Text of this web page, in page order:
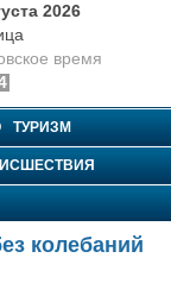
2026
время
ТУРИЗМ
колебаний